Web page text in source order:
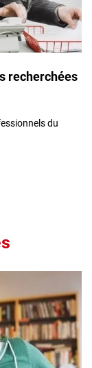
recherchées
du